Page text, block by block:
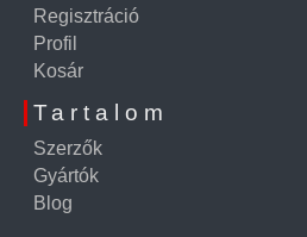
Regisztráció
Profil
Kosár
Tartalom
Szerzők
Gyártók
Blog